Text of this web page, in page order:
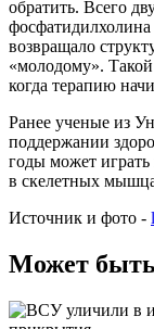
обратить. Всего
возвращало
«молодому».
когда терапию
Ранее ученые из
поддержании
годы может
в скелетных
Источник и фото -
Может быть